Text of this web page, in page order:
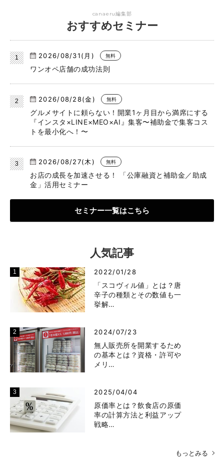
canaeru編集部
おすすめセミナー
2026/08/31(月) 無料
ワンオペ店舗の成功法則
2026/08/28(金) 無料
グルメサイトに頼らない！開業1ヶ月目から満席にする
『インスタ×LINE×MEO×AI』集客〜補助金で集客コス
トを最小化へ！〜
2026/08/27(木) 無料
お店の成長を加速させる！ 「公庫融資と補助金／助成
金」活用セミナー
セミナー一覧はこちら
人気記事
2022/01/28
「スコヴィル値」とは？唐
辛子の種類とその数値も一
挙解…
2024/07/23
無人販売所を開業するため
の基本とは？資格・許可や
メリ…
2025/04/04
原価率とは？飲食店の原価
率の計算方法と利益アップ
戦略…
もっとみる